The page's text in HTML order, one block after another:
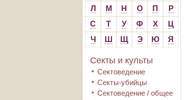
Л
М Н О П
Р
С
Т У Ф Х
Ц
Ч
Ш Щ Э Ю Я
Секты и культы
Сектоведение
Секты-убийцы
Сектоведение / общее